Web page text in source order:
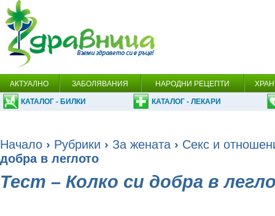
АКТУАЛНО ЗАБОЛЯВАНИЯ НАРОДНИ РЕЦЕПТИ
КАТАЛОГ - БИЛКИ КАТАЛОГ - ЛЕКАРИ
Начало › Рубрики › За жената › Секс и
добра в леглото
Тест – Колко си добра в